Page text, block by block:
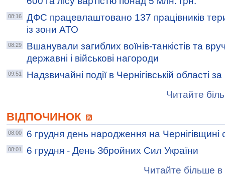
08:16
ДФС працевлаштовано 137 працівників
із зони АТО
08:29
Вшанували загиблих воїнів-танкістів та
державні і військові нагороди
09:51
Надзвичайні події в Чернігівській області
Читайте
ВІДПОЧИНОК
08:00 6 грудня день народження на Чернігівщині
08:01
6 грудня - День Збройних Сил України
Читайте більше в